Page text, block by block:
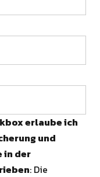
erlaube ich
und
in der
: Die